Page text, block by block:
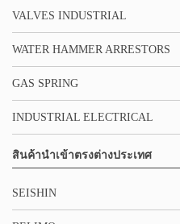
VALVES INDUSTRIAL
WATER HAMMER ARRESTORS
GAS SPRING
INDUSTRIAL ELECTRICAL
สินค้านำเข้าตรงต่างประเทศ
SEISHIN